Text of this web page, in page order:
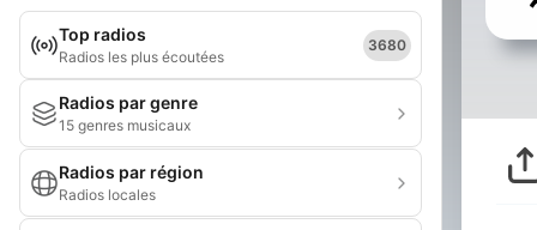
Top radios
Radios les plus écoutées
3680
Radios par genre
15 genres musicaux
Radios par région
Radios locales